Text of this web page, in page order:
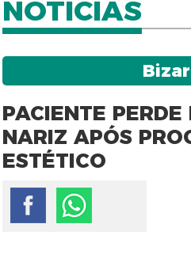
NOTÍCIAS
PACIENTE PERDE
NARIZ APÓS
ESTÉTICO